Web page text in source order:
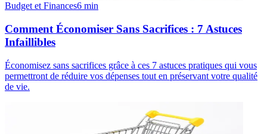
Budget et Finances6 min
Comment Économiser Sans Sacrifices : 7 Astuces
Infaillibles
Économisez sans sacrifices grâce à ces 7 astuces pratiques qui vous
permettront de réduire vos dépenses tout en préservant votre qualité
de vie.